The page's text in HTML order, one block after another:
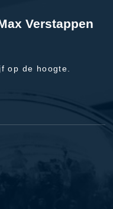
Verstappen
op de hoogte.